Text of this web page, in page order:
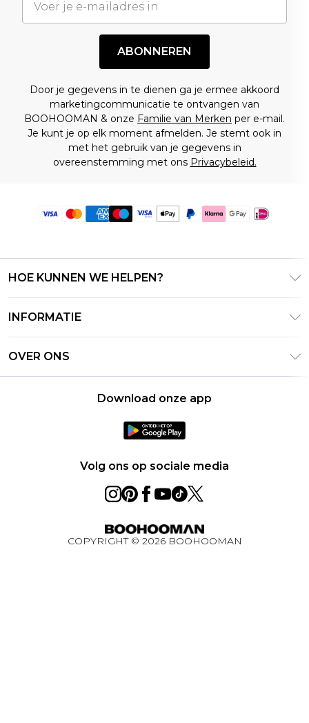
ABONNEREN
Door je gegevens in te dienen ga je ermee akkoord
marketingcommunicatie te ontvangen van
BOOHOOMAN & onze Familie van Merken per e-mail.
Je kunt je op elk moment afmelden. Je stemt ook in
met het gebruik van je gegevens in
overeenstemming met ons Privacybeleid.
HOE KUNNEN WE HELPEN?
Retourneer uw bestelling
Bezorginformatie
Retourbeleid – Bijgewerkt mei 2026
INFORMATIE
Privacybeleid - Bijgewerkt juni 2026
BOOHOOMAN App
Winactie Ultiem Techpakket Augustus 2026
OVER ONS
Verklaring over moderne slavernij
Download onze app
Volg ons op sociale media
COPYRIGHT © 2026 BOOHOOMAN